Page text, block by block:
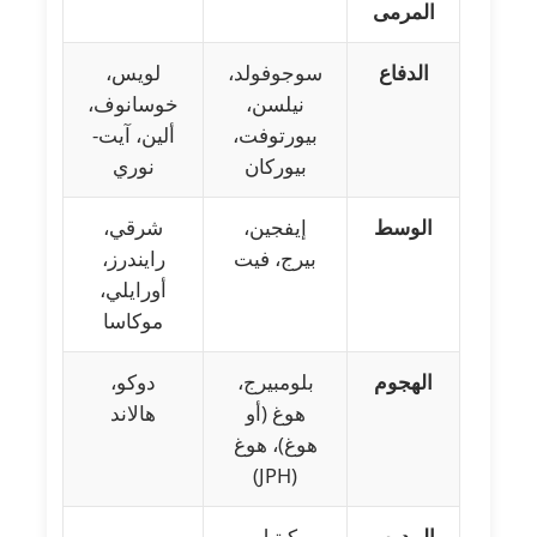
المرمى
الدفاع
سوجوفولد،
نيلسن،
بيورتوفت،
بيوركان
لويس،
خوسانوف،
ألين، آيت-
نوري
الوسط
إيفجين،
بيرج، فيت
شرقي،
رايندرز،
أورايلي،
موكاسا
الهجوم
بلومبيرج،
هوغ (أو
هوغ)، هوغ
(JPH)
دوكو،
هالاند